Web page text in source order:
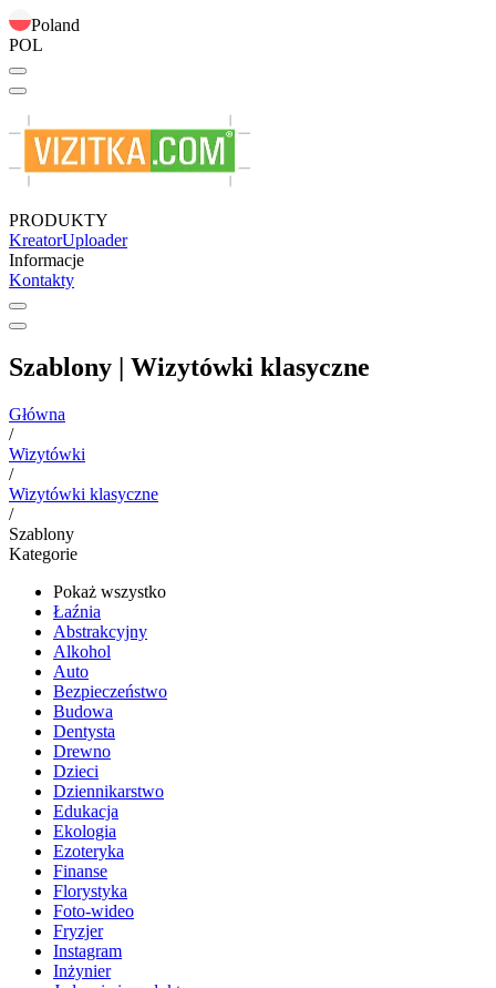
Poland
POL
PRODUKTY
KreatorUploader
Informacje
Kontakty
Szablony | Wizytówki klasyczne
Główna
/
Wizytówki
/
Wizytówki klasyczne
/
Szablony
Kategorie
Pokaż wszystko
Łaźnia
Abstrakcyjny
Alkohol
Auto
Bezpieczeństwo
Budowa
Dentysta
Drewno
Dzieci
Dziennikarstwo
Edukacja
Ekologia
Ezoteryka
Finanse
Florystyka
Foto-wideo
Fryzjer
Instagram
Inżynier